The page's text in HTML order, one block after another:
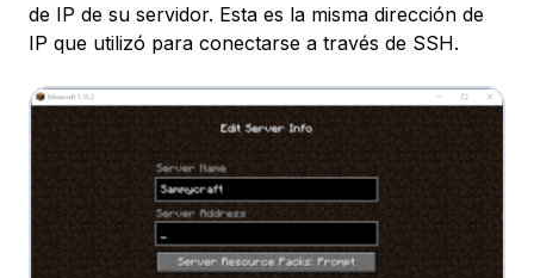
de IP de su servidor. Esta es la misma dirección de
IP que utilizó para conectarse a través de SSH.